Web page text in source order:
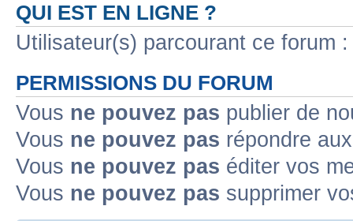
QUI EST EN LIGNE ?
Utilisateur(s) parcourant ce forum
PERMISSIONS DU FORUM
Vous ne pouvez pas publier de
Vous ne pouvez pas répondre
Vous ne pouvez pas éditer vos
Vous ne pouvez pas supprimer